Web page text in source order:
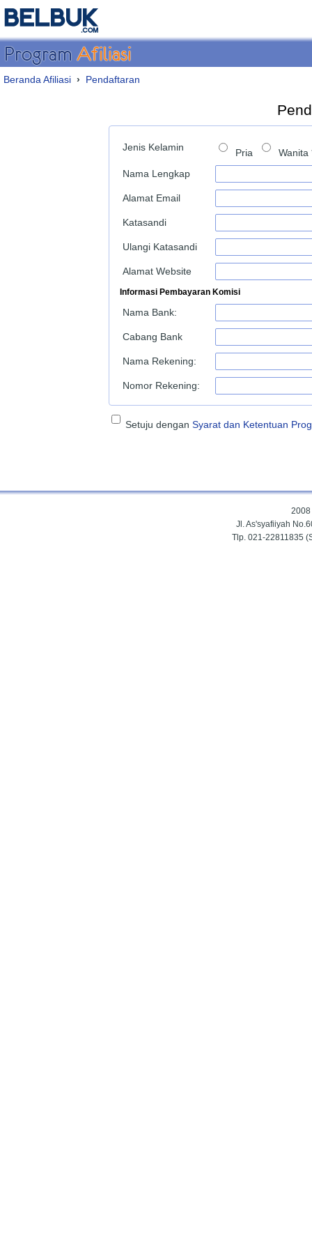
Beranda Afiliasi › Pendaftaran
Jenis Kelamin Pria
Wanita
Nama Lengkap
Alamat Email
Katasandi
Ulangi Katasandi
Alamat Website
Informasi Pembayaran Komisi
Nama Bank:
Cabang Bank
Nama Rekening:
Nomor Rekening:
Setuju dengan Syarat dan Ketentuan
Jl. As'syafiiyah
Tlp. 021-22811835